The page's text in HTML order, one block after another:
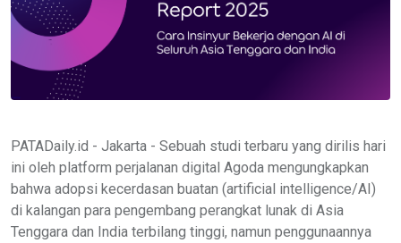
PATADaily.id - Jakarta - Sebuah studi terbaru yang dirilis hari
ini oleh platform perjalanan digital Agoda mengungkapkan
bahwa adopsi kecerdasan buatan (artificial intelligence/AI)
di kalangan para pengembang perangkat lunak di Asia
Tenggara dan India terbilang tinggi, namun penggunaannya